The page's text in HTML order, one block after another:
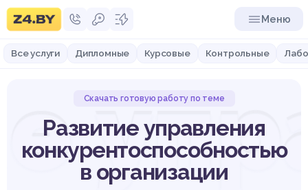
Меню
Все услуги Дипломные Курсовые Контрольные
Скачать готовую работу по теме
Развитие управления
конкурентоспособностью
в организации